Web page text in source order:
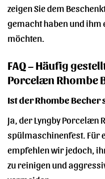
zeigen Sie dem
gemacht haben und ihm
möchten.
FAQ – Häufig
Porcelæn Rhombe
Ist der Rhombe
Ja, der Lyngby Porcelæn
spülmaschinenfest. Für
empfehlen wir jedoch,
zu reinigen und